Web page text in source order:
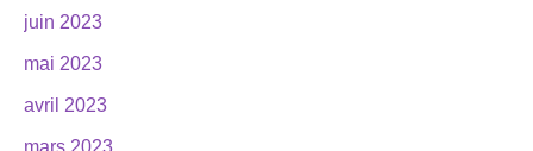
juin 2023
mai 2023
avril 2023
mars 2023